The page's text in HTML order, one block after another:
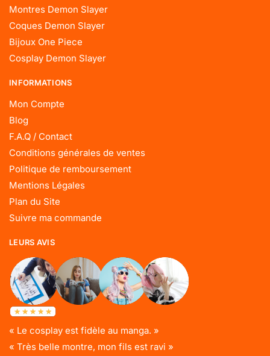
Montres Demon Slayer
Coques Demon Slayer
Bijoux One Piece
Cosplay Demon Slayer
INFORMATIONS
Mon Compte
Blog
F.A.Q / Contact
Conditions générales de ventes
Politique de remboursement
Mentions Légales
Plan du Site
Suivre ma commande
LEURS AVIS
« Le cosplay est fidèle au manga. »
« Très belle montre, mon fils est ravi »